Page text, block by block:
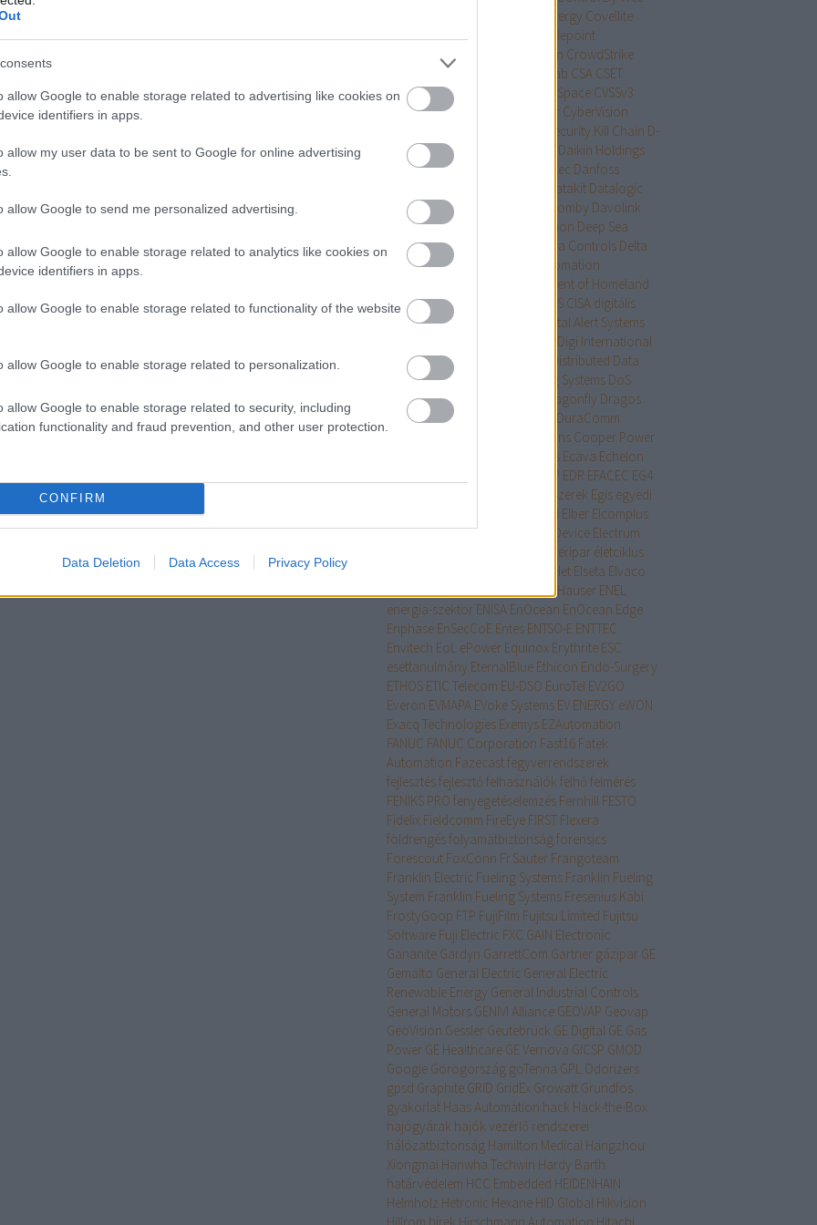
allow Google to enable storage related to advertising like cookies on
identifiers in apps.
allow my user data to be sent to Google for online advertising
allow Google to send me personalized advertising.
allow Google to enable storage related to analytics like cookies on
identifiers in apps.
allow Google to enable storage related to functionality of the website
allow Google to enable storage related to personalization.
allow Google to enable storage related to security, including
functionality and fraud prevention, and other user protection.
CONFIRM
Data Deletion Data Access Privacy Policy
CosmicEnergy Covellite
COViD-19CP/CPU
Cradlepoint
Crashoverride
Crestron CrowdStrike
cryptominer CrySys Lab CSA CSET
csomagszűrés
CubeSpace CVSSv3
CVSSv4CyberData CyberPower CyberVision
Cyber Security Kill Chain D-
LinkDahua Technology
Daikin Holdings
SingaporeDale Peterson Danelec Danfoss
Datakit Datalogic
Datalogics
Dataprobe David Fromby Davolink
DDoSDeep packet inspection Deep Sea
ElectronicsDefCon Delta Controls Delta
ElectronicsDelta Industrial Automation
Department of Homeland
SecurityDER DHS CISA digitális
alállomásdigitális védelem
Digital Alert Systems
Digi International
Dingtiandiplomamunka
Distributed Data
SystemsDNP3 Dominion Voting Systems DoS
Dover Fueling Solutions
Dragonfly Dragos
Dreame Technology
DuraComm
Dymalloy
Eatons Cooper Power
Eaton Lighting Systems Ecava Echelon
EDP EDR EFACEC EG4
Egészségügyi rendszerek Egis egyedi
EirGrid Elber Elcomplus
ElectrolinkElectronic Logging Device Electrum
élelmiszeripar életciklus
elnöki rendelet Elseta Elvaco
Endress+Hauser ENEL
energia-szektor ENISA EnOcean EnOcean Edge
Enphase EnSecCoE Entes ENTSO-E ENTTEC
Envitech EoL ePower Equinox Erythrite ESC
esettanulmány EternalBlue Ethicon Endo-Surgery
ETHOS ETIC Telecom EU-DSO EuroTel EV2GO
Everon EVMAPA EVoke Systems EV ENERGY eWON
Exacq Technologies Exemys EZAutomation
FANUC FANUC Corporation Fast16 Fatek
Automation Fazecastfegyverrendszerek
fejlesztésfejlesztő felhasználók felhő felmérés
FENIKS PRO fenyegetéselemzés Fernhill FESTO
Fidelix Fieldcomm FireEye FIRST Flexera
földrengésfolyamatbiztonságforensics
Forescout FoxConn Fr.Sauter Frangoteam
Franklin Electric Fueling Systems Franklin Fueling
System Franklin Fueling Systems Fresenius Kabi
FrostyGoop FTP FujiFilm Fujitsu Limited Fujitsu
Software Fuji Electric FXC GAIN Electronic
Gananite Gardyn GarrettCom Gartner gázipar GE
Gemalto General Electric General Electric
Renewable Energy General Industrial Controls
General Motors GENIVI Alliance GEOVAP Geovap
GeoVision Gessler Geutebrück GE Digital GE Gas
Power GE Healthcare GE Vernova GICSP GMOD
Google Görögország goTenna GPL Odorizers
gpsd Graphite GRID GridEx Growatt Grundfos
gyakorlat Haas Automation hack Hack-the-Box
hajógyárak hajók vezérlő rendszerei
hálózatbiztonság Hamilton Medical Hangzhou
Xiongmai Hanwha Techwin Hardy Barth
határvédelem HCC Embedded HEIDENHAIN
Helmholz Hetronic Hexane HID Global Hikvision